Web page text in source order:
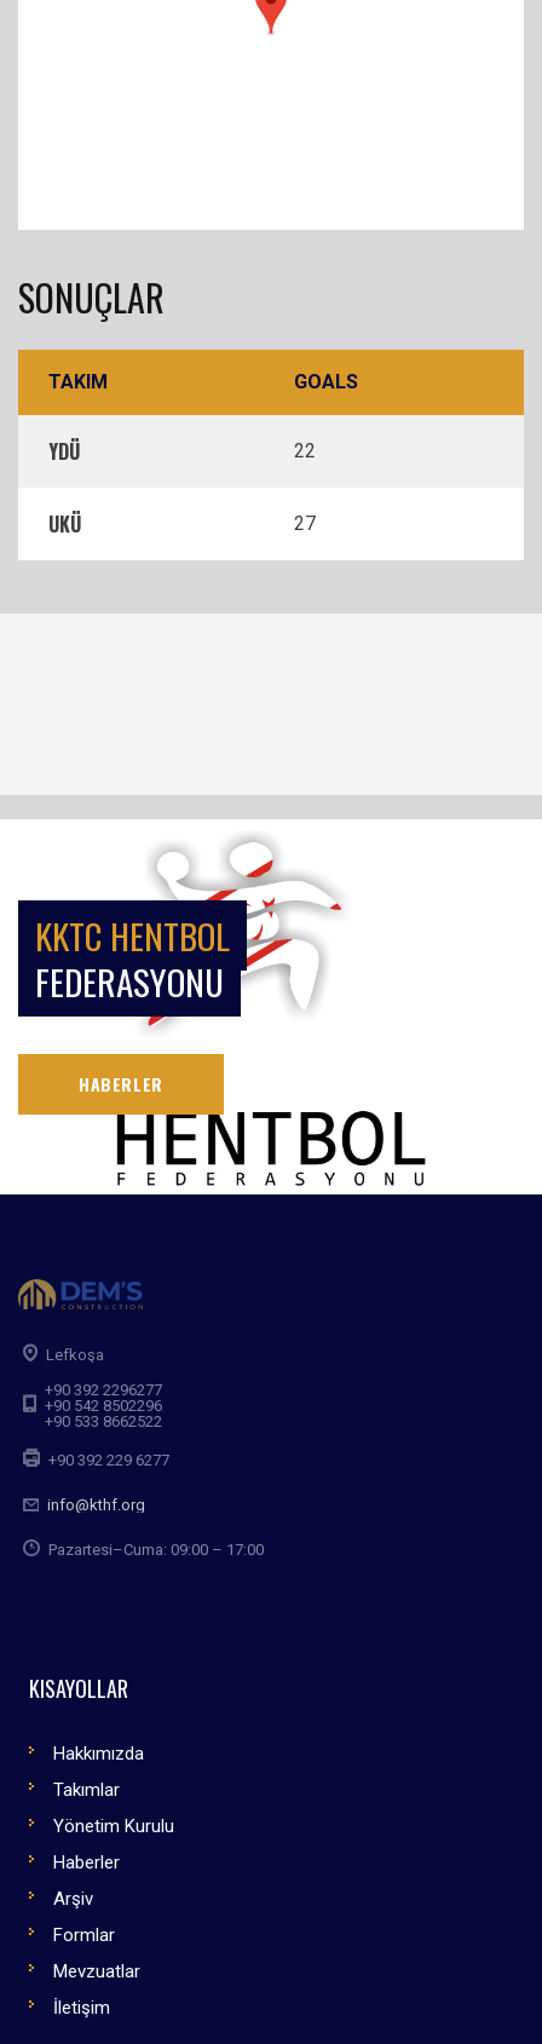
SONUÇLAR
TAKIM GOALS
YDÜ 22
UKÜ 27
KKTC HENTBOL
FEDERASYONU
HABERLER
Lefkoşa
+90 392 2296277
+90 542 8502296
+90 533 8662522
+90 392 229 6277
info@kthf.org
Pazartesi–Cuma: 09:00 – 17:00
KISAYOLLAR
Hakkımızda
Takımlar
Yönetim Kurulu
Haberler
Arşiv
Formlar
Mevzuatlar
İletişim